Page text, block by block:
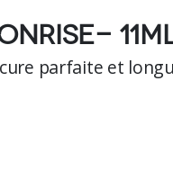
parfaite et